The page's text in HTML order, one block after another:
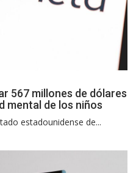
567 millones de dólares
mental de los niños
estadounidense de...